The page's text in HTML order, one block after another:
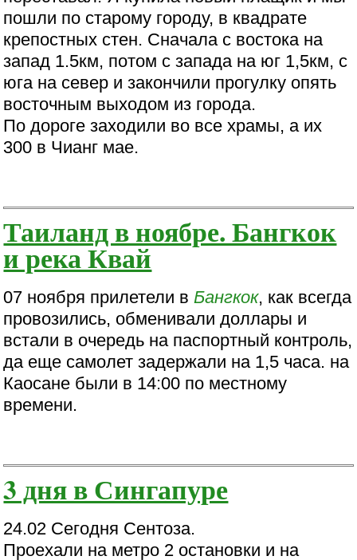
пошли по старому городу, в квадрате
крепостных стен. Сначала с востока на
запад 1.5км, потом с запада на юг 1,5км, с
юга на север и закончили прогулку опять
восточным выходом из города.
По дороге заходили во все храмы, а их
300 в Чианг мае.
Таиланд в ноябре. Бангкок
и река Квай
07 ноября прилетели вБангкок, как всегда
провозились, обменивали доллары и
встали в очередь на паспортный контроль,
да еще самолет задержали на 1,5 часа. на
Каосане были в 14:00 по местному
времени.
3 дня в Сингапуре
24.02 Сегодня Сентоза.
Проехали на метро 2 остановки и на